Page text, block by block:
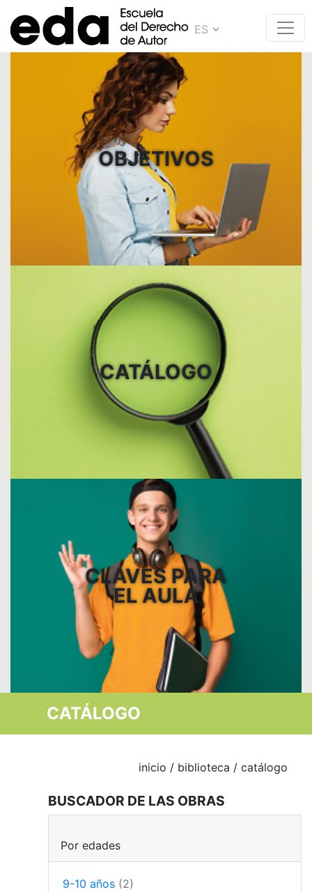
OBJETIVOS
CATÁLOGO
CLAVES PARA
EL AULA
CATÁLOGO
inicio / biblioteca / catálogo
BUSCADOR DE LAS OBRAS
Por edades
9-10 años (2)